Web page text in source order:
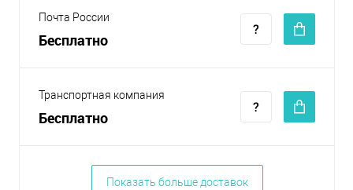
Почта России
Бесплатно
Транспортная компания
Бесплатно
Показать больше доставок